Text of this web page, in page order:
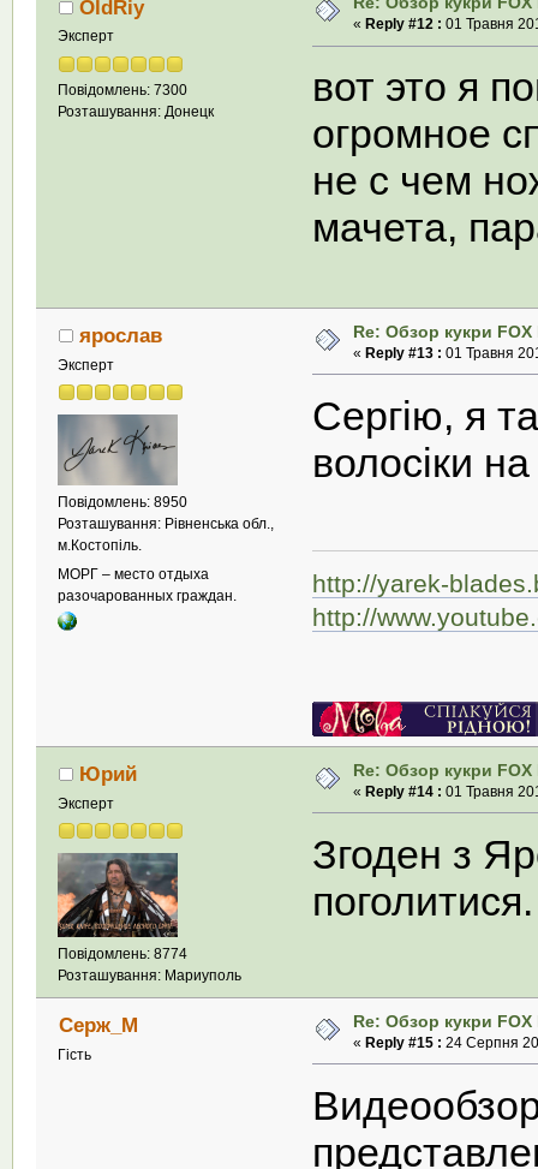
OldRiy
Эксперт
Повідомлень: 7300
Розташування: Донецк
« Reply #12 : 01 Травня
вот это я
огромное
не с чем
мачета,
ярослав
Эксперт
Повідомлень: 8950
Розташування: Рівненська обл.,
м.Костопіль.
МОРГ – место отдыха
разочарованных граждан.
Re: Обзор кукри
« Reply #13 : 01 Травня
Сергію, я
волосіки
http://yarek-
http://
Юрий
Эксперт
Повідомлень: 8774
Розташування: Мариуполь
Re: Обзор кукри
« Reply #14 : 01 Травня
Згоден з
Серж_М
Гість
Re: Обзор кукри
« Reply #15 : 24 Серпня